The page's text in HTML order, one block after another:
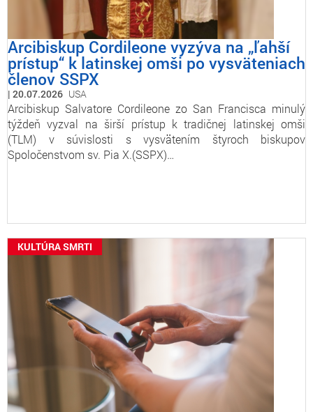
Arcibiskup Cordileone vyzýva na „ľahší
prístup“ k latinskej omši po vysväteniach
členov SSPX
20.07.2026 USA
Arcibiskup Salvatore Cordileone zo San Francisca minulý
týždeň vyzval na širší prístup k tradičnej latinskej omši
(TLM) v súvislosti s vysvätením štyroch biskupov
Spoločenstvom sv. Pia X.(SSPX)…
KULTÚRA SMRTI